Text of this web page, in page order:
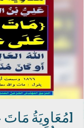
[مُعَاوِيَةُ مَاتَ